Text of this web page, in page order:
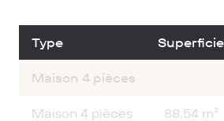
Type Superficie
Maison 4 pièces
Maison 4 pièces 88,54 m²